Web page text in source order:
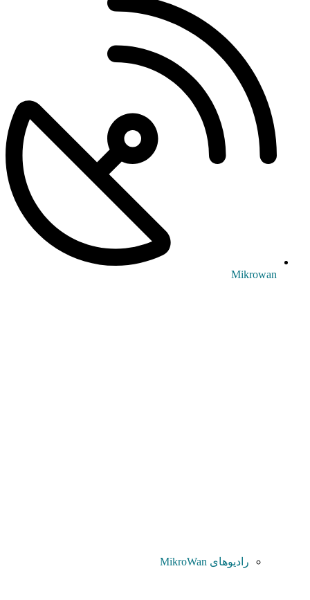
Mikrowan
رادیوهای MikroWan